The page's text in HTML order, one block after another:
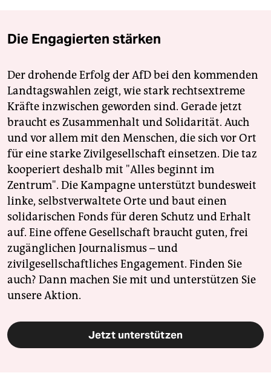
Die Engagierten stärken
Der drohende Erfolg der AfD bei den kommenden
Landtagswahlen zeigt, wie stark rechtsextreme
Kräfte inzwischen geworden sind. Gerade jetzt
braucht es Zusammenhalt und Solidarität. Auch
und vor allem mit den Menschen, die sich vor Ort
für eine starke Zivilgesellschaft einsetzen. Die taz
kooperiert deshalb mit "Alles beginnt im
Zentrum". Die Kampagne unterstützt bundesweit
linke, selbstverwaltete Orte und baut einen
solidarischen Fonds für deren Schutz und Erhalt
auf. Eine offene Gesellschaft braucht guten, frei
zugänglichen Journalismus – und
zivilgesellschaftliches Engagement. Finden Sie
auch? Dann machen Sie mit und unterstützen Sie
unsere Aktion.
Jetzt unterstützen